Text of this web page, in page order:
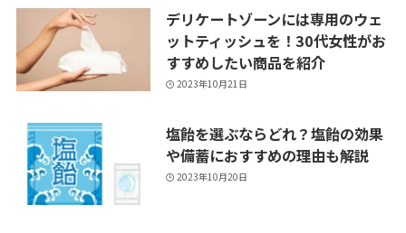
デリケートゾーンには専用のウェ
ットティッシュを！30代女性がお
すすめしたい商品を紹介
2023年10月21日
塩飴を選ぶならどれ？塩飴の効果
や備蓄におすすめの理由も解説
2023年10月20日